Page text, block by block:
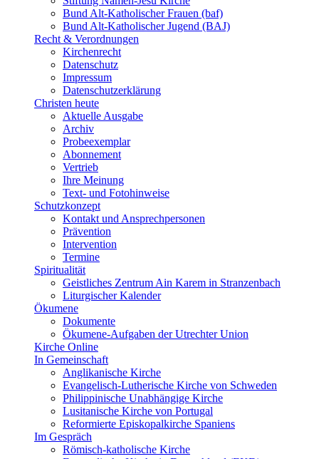
Bund Alt-Katholischer Frauen (baf)
Bund Alt-Katholischer Jugend (BAJ)
Recht & Verordnungen
Kirchenrecht
Datenschutz
Impressum
Datenschutzerklärung
Christen heute
Aktuelle Ausgabe
Archiv
Probeexemplar
Abonnement
Vertrieb
Ihre Meinung
Text- und Fotohinweise
Schutzkonzept
Kontakt und Ansprechpersonen
Prävention
Intervention
Termine
Spiritualität
Geistliches Zentrum Ain Karem in Stranzenbach
Liturgischer Kalender
Ökumene
Dokumente
Ökumene-Aufgaben der Utrechter Union
Kirche Online
In Gemeinschaft
Anglikanische Kirche
Evangelisch-Lutherische Kirche von Schweden
Philippinische Unabhängige Kirche
Lusitanische Kirche von Portugal
Reformierte Episkopalkirche Spaniens
Im Gespräch
Römisch-katholische Kirche